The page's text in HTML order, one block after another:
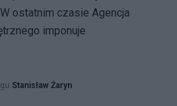
ostatnim czasie Agencja
imponuje
Stanisław Żaryn